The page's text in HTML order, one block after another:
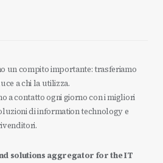
un compito importante: trasferiamo
a chi la utilizza.
a contatto ogni giorno con i migliori
di information technology e
solutions aggregator for the IT